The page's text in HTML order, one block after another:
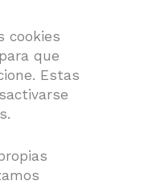
cookies
que
Estas